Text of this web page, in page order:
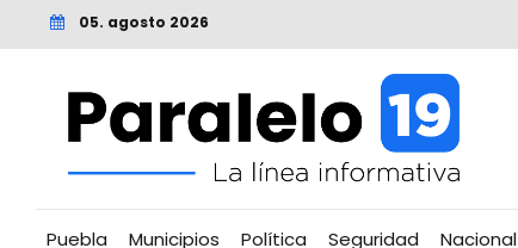
05. agosto 2026
Puebla Municipios Política Seguridad Nacional